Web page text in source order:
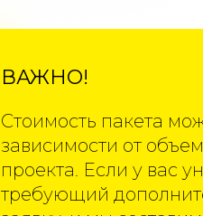
ВАЖНО!
Стоимость пакета
зависимости от
проекта. Если у вас
требующий